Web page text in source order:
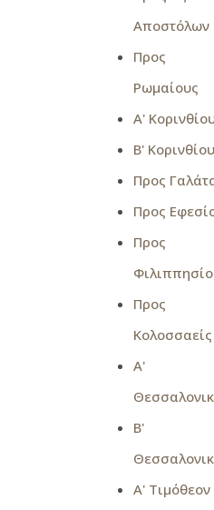
Αποστόλων
Προς
Ρωμαίους
Α'
Β'
Προς
Προς
Προς
Προς
Κολοσσαείς
Α'
Β'
Α' Τιμόθεον